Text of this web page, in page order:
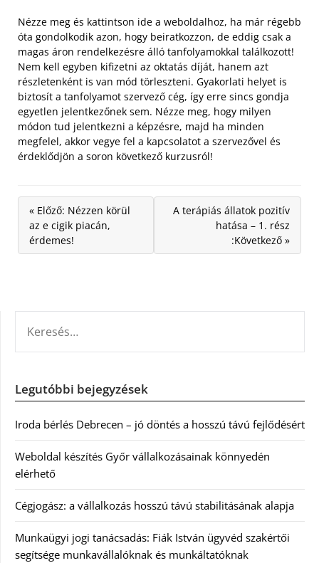
Nézze meg és kattintson ide a weboldalhoz, ha már régebb
óta gondolkodik azon, hogy beiratkozzon, de eddig csak a
magas áron rendelkezésre álló tanfolyamokkal találkozott!
Nem kell egyben kifizetni az oktatás díját, hanem azt
részletenként is van mód törleszteni. Gyakorlati helyet is
biztosít a tanfolyamot szervező cég, így erre sincs gondja
egyetlen jelentkezőnek sem. Nézze meg, hogy milyen
módon tud jelentkezni a képzésre, majd ha minden
megfelel, akkor vegye fel a kapcsolatot a szervezővel és
érdeklődjön a soron következő kurzusról!
« Előző: Nézzen körül
az e cigik piacán,
érdemes!
A terápiás állatok pozitív
hatása – 1. rész
:Következő »
Legutóbbi bejegyzések
Iroda bérlés Debrecen – jó döntés a hosszú távú fejlődésért
Weboldal készítés Győr vállalkozásainak könnyedén
elérhető
Cégjogász: a vállalkozás hosszú távú stabilitásának alapja
Munkaügyi jogi tanácsadás: Fiák István ügyvéd szakértői
segítsége munkavállalóknak és munkáltatóknak